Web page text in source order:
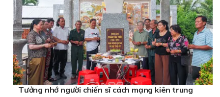
Tưởng nhớ người chiến sĩ cách mạng kiên trung